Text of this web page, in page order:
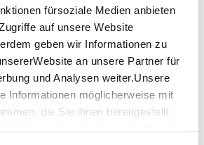
fürsoziale Medien anbieten
auf unsere Website
geben wir Informationen zu
an unsere Partner für
und Analysen weiter.Unsere
Informationen möglicherweise mit
die Sie ihnen bereitgestellt